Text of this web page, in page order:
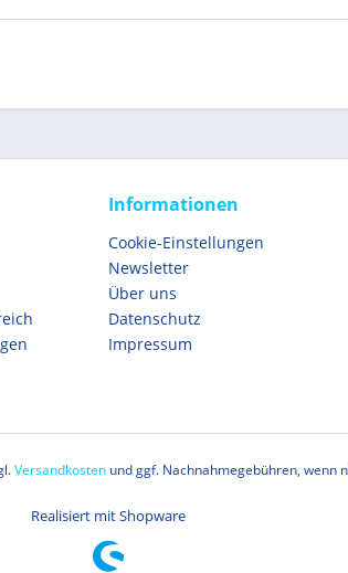
Informationen
Cookie-Einstellungen
Newsletter
Über uns
Datenschutz
Impressum
Versandkostenund ggf. Nachnahmegebühren, wenn
Realisiert mit Shopware